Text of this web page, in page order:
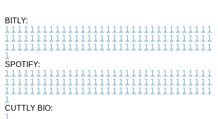
BITLY:
1 1 1 1 1 1 1 1 1 1 1 1 1 1 1 1 1 1 1 1 1 1 1 1 1 1 1 1 1 1 1 1 1
1 1 1 1 1 1 1 1 1 1 1 1 1 1 1 1 1 1 1 1 1 1 1 1 1 1 1 1 1 1 1 1 1
1 1 1 1 1 1 1 1 1 1 1 1 1 1 1 1 1 1 1 1 1 1 1 1 1 1 1 1 1 1 1 1 1
1
SPOTIFY:
1 1 1 1 1 1 1 1 1 1 1 1 1 1 1 1 1 1 1 1 1 1 1 1 1 1 1 1 1 1 1 1 1
1 1 1 1 1 1 1 1 1 1 1 1 1 1 1 1 1 1 1 1 1 1 1 1 1 1 1 1 1 1 1 1 1
1 1 1 1 1 1 1 1 1 1 1 1 1 1 1 1 1 1 1 1 1 1 1 1 1 1 1 1 1 1 1 1 1
1
CUTTLY BIO:
1